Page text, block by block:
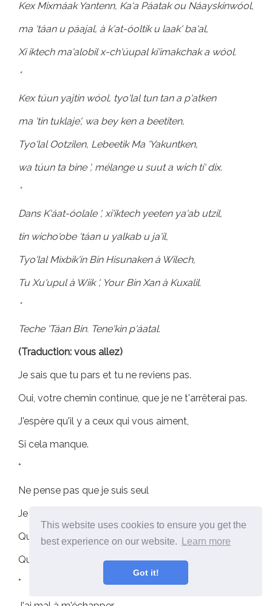
This website uses cookies to ensure you get the
best experience on our website.
Learn more
Got it!
Kex Mixmáak Yantenn, Ka'a Páatak ou Náayskinwóol,
ma 'táan u páajal, à k'at-óoltik u laak' ba'al,
Xi iktech ma'alobil x-ch'úupal ki'imakchak a wóol.
*
Kex túun yajtin wóol, tyo'lal tun tan a p'atken
ma 'tin tuklaje', wa bey ken a beetiten,
Tyo'lal Ootzilen, Lebeetik Ma 'Yakuntken,
wa túun ta bine ', mélange u suut a wich ti' dix.
*
Dans K'áat-óolale ', xi'iktech yeeten ya'ab utzil,
tin wicho'obe 'táan u yalkab u ja'il,
Tyo'lal Mixbik'in Bin Hisunaken à Wilech,
Tu Xu'upul à Wiik ', Your Bin Xan à Kuxalil.
*
Teche 'Táan Bin. Tene'kin p'áatal.
(Traduction: vous allez)
Je sais que tu pars et tu ne reviens pas.
Oui, votre chemin continue, que je ne t'arrêterai pas.
J'espère qu'il y a ceux qui vous aiment,
Si cela manque.
*
Ne pense pas que je suis seul
Je n'aurai personne pour me réconforter.
Que puis-je vous souhaiter d'autre?
Que tu vas bien, que tu es heureux.
*